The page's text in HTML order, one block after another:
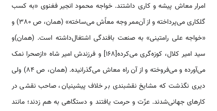
امرار معاش‌ پیشه ‌و کاری‌ داشتند. خواجه‌ محمود انجیر فغنوی‌ «به‌ کسب‌
گلکاری‌ می‌پرداخته‌ و از آن‌ممر وجه‌ معاًش‌ می‌ساخته‌» (همان، ص 380) و
«خواجه‌ علی‌ رامتینی»‌ به‌ صنعت‌ بافندگی‌ اشتغال‌داشته‌ است‌. (همان)و
سید امیر کلال‌، کوزه‌گری‌ می‌کرده[168]‌ و فرزندش‌ امیر شاه‌ «ازصحرا نمک‌
می‌آورده‌ و می‌فروخته‌ و از آن‌ راه‌ معاش‌ می‌گذرانیده‌. (همان، ص 84) ولی‌
دیری‌ نگذشت‌ که‌ مشایخ‌ نقشبندی‌ بر خلاف‌ پیشینیان‌، صاحب‌ نقشی در
کارهای‌ جهانی‌‌شدند. عزّت‌ و حرمت‌ یافتند و دستگاهی به هم زدند؛ مانند